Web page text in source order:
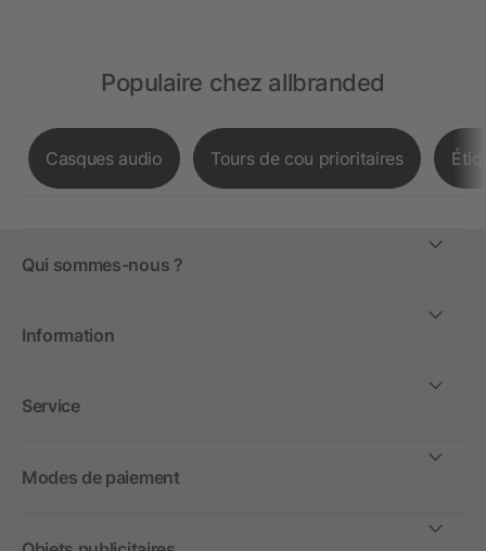
Populaire chez allbranded
Casques audio Tours de cou prioritaires
Qui sommes-nous ?
Information
Service
Modes de paiement